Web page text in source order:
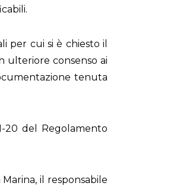
per cui si è chiesto il
ulteriore consenso ai
tenuta
20 del Regolamento
il responsabile